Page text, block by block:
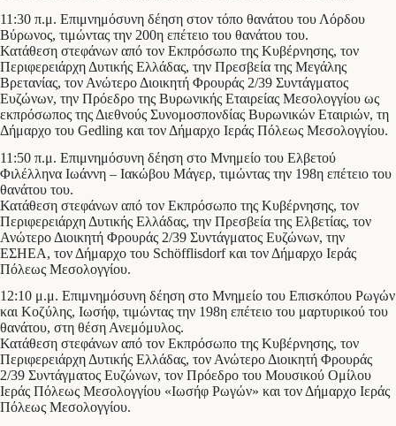
11:30 π.μ. Επιμνημόσυνη δέηση στον τόπο θανάτου του Λόρδου
Βύρωνος, τιμώντας την 200η επέτειο του θανάτου του.
Κατάθεση στεφάνων από τον Εκπρόσωπο της Κυβέρνησης, τον
Περιφερειάρχη Δυτικής Ελλάδας, την Πρεσβεία της Μεγάλης
Βρετανίας, τον Ανώτερο Διοικητή Φρουράς 2/39 Συντάγματος
Ευζώνων, την Πρόεδρο της Βυρωνικής Εταιρείας Μεσολογγίου ως
εκπρόσωπος της Διεθνούς Συνομοσπονδίας Βυρωνικών Εταιριών, τη
Δήμαρχο του Gedling και τον Δήμαρχο Ιεράς Πόλεως Μεσολογγίου.
11:50 π.μ. Επιμνημόσυνη δέηση στο Μνημείο του Ελβετού
Φιλέλληνα Ιωάννη – Ιακώβου Μάγερ, τιμώντας την 198η επέτειο του
θανάτου του.
Κατάθεση στεφάνων από τον Εκπρόσωπο της Κυβέρνησης, τον
Περιφερειάρχη Δυτικής Ελλάδας, την Πρεσβεία της Ελβετίας, τον
Ανώτερο Διοικητή Φρουράς 2/39 Συντάγματος Ευζώνων, την
ΕΣΗΕΑ, τον Δήμαρχο του Schöfflisdorf και τον Δήμαρχο Ιεράς
Πόλεως Μεσολογγίου.
12:10 μ.μ. Επιμνημόσυνη δέηση στο Μνημείο του Επισκόπου Ρωγών
και Κοζύλης, Ιωσήφ, τιμώντας την 198η επέτειο του μαρτυρικού του
θανάτου, στη θέση Ανεμόμυλος.
Κατάθεση στεφάνων από τον Εκπρόσωπο της Κυβέρνησης, τον
Περιφερειάρχη Δυτικής Ελλάδας, τον Ανώτερο Διοικητή Φρουράς
2/39 Συντάγματος Ευζώνων, τον Πρόεδρο του Μουσικού Ομίλου
Ιεράς Πόλεως Μεσολογγίου «Ιωσήφ Ρωγών» και τον Δήμαρχο Ιεράς
Πόλεως Μεσολογγίου.